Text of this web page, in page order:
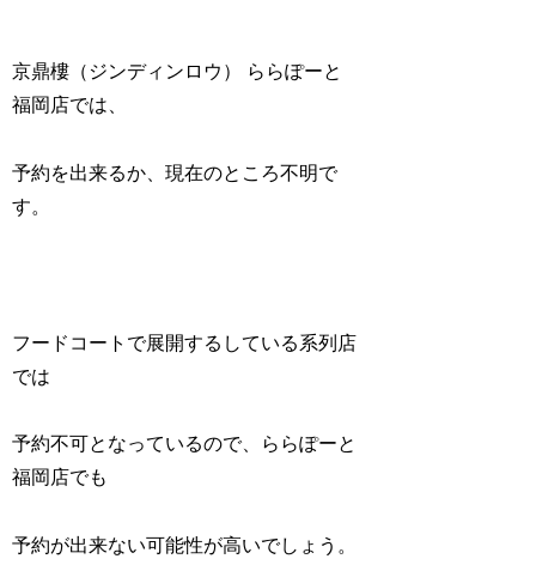
京鼎樓（ジンディンロウ） ららぽーと
福岡店では、
予約を出来るか、現在のところ不明で
す。
フードコートで展開するしている系列店
では
予約不可となっているので、ららぽーと
福岡店でも
予約が出来ない可能性が高いでしょう。